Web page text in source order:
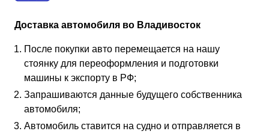
Доставка автомобиля во Владивосток
После покупки авто перемещается на нашу
стоянку для переоформления и подготовки
машины к экспорту в РФ;
Запрашиваются данные будущего собственника
автомобиля;
Автомобиль ставится на судно и отправляется в